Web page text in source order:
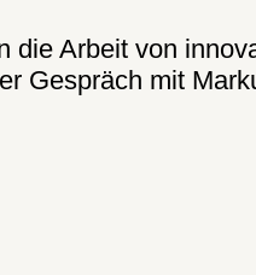
Arbeit von
Gespräch mit